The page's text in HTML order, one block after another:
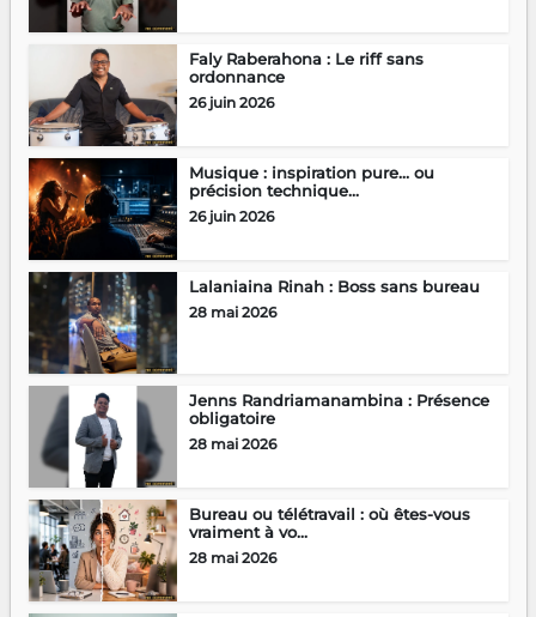
Faly Raberahona : Le riff sans
ordonnance
26 juin 2026
Musique : inspiration pure… ou
précision technique...
26 juin 2026
Lalaniaina Rinah : Boss sans bureau
28 mai 2026
Jenns Randriamanambina : Présence
obligatoire
28 mai 2026
Bureau ou télétravail : où êtes-vous
vraiment à vo...
28 mai 2026